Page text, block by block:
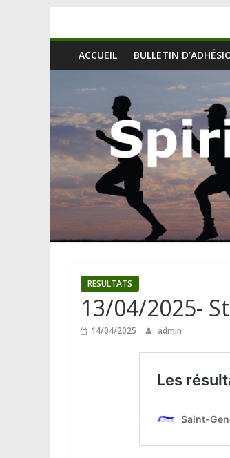
ACCUEIL BULLETIN
RESULTATS
13/04/2025-
14/04/2025 admin